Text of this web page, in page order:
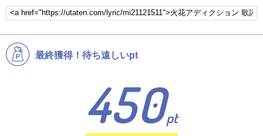
最終獲得！待ち遠しいpt
450pt